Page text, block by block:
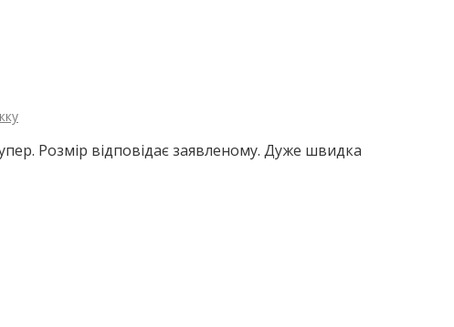
Розмір відповідає заявленому. Дуже швидка